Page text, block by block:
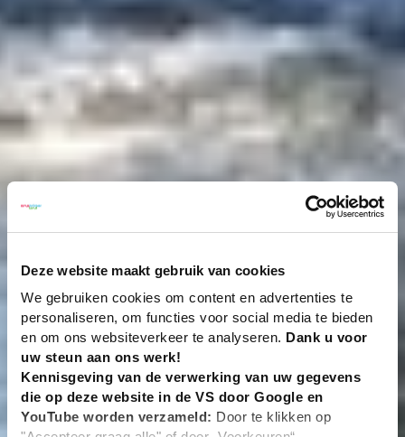
Deze website maakt gebruik van cookies
We gebruiken cookies om content en advertenties te
personaliseren, om functies voor social media te bieden
en om ons websiteverkeer te analyseren. Dank u voor
uw steun aan ons werk!
Kennisgeving van de verwerking van uw gegevens
die op deze website in de VS door Google en
YouTube worden verzameld: Door te klikken op